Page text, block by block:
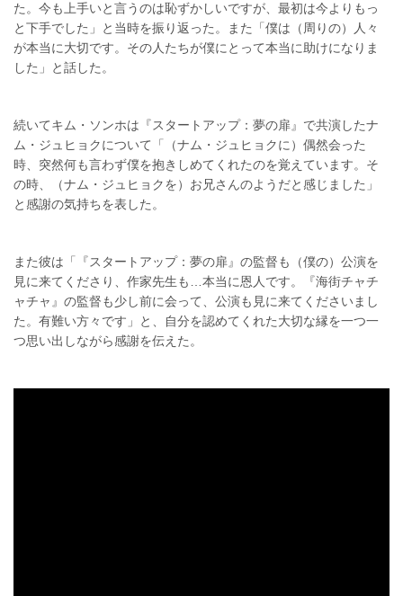
た。今も上手いと言うのは恥ずかしいですが、最初は今よりもっ
と下手でした」と当時を振り返った。また「僕は（周りの）人々
が本当に大切です。その人たちが僕にとって本当に助けになりま
した」と話した。
続いてキム・ソンホは『スタートアップ：夢の扉』で共演したナ
ム・ジュヒョクについて「（ナム・ジュヒョクに）偶然会った
時、突然何も言わず僕を抱きしめてくれたのを覚えています。そ
の時、（ナム・ジュヒョクを）お兄さんのようだと感じました」
と感謝の気持ちを表した。
また彼は「『スタートアップ：夢の扉』の監督も（僕の）公演を
見に来てくださり、作家先生も…本当に恩人です。『海街チャチ
ャチャ』の監督も少し前に会って、公演も見に来てくださいまし
た。有難い方々です」と、自分を認めてくれた大切な縁を一つ一
つ思い出しながら感謝を伝えた。